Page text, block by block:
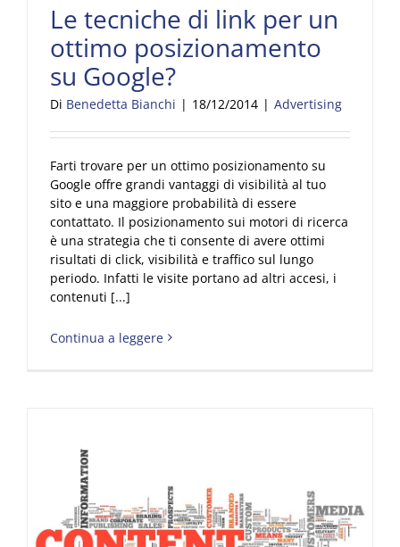
Le tecniche di link per un
ottimo posizionamento
su Google?
Di Benedetta Bianchi | 18/12/2014 | Advertising
Farti trovare per un ottimo posizionamento su
Google offre grandi vantaggi di visibilità al tuo
sito e una maggiore probabilità di essere
contattato. Il posizionamento sui motori di ricerca
è una strategia che ti consente di avere ottimi
risultati di click, visibilità e traffico sul lungo
periodo. Infatti le visite portano ad altri accesi, i
contenuti [...]
Continua a leggere